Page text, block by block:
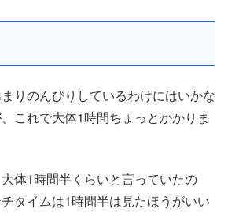
りのんびりしているわけにはいかな
これで大体1時間ちょっとかかりま
体1時間半くらいと言っていたの
タイムは1時間半は見たほうがいい